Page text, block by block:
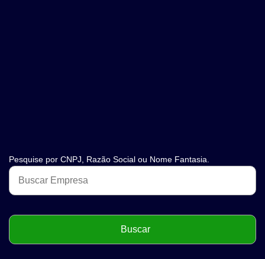
Pesquise por CNPJ, Razão Social ou Nome Fantasia.